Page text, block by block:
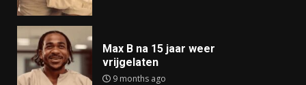
Max B na 15 jaar weer
vrijgelaten
9 months ago